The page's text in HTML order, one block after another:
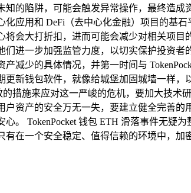
的陷阱，可能会触发异常操作，最终造成
应用和 DeFi（去中心化金融）项目的基
会大打折扣，进而可能会减少对相关项
进一步加强监管力度，以切实保护投资
减少的具体情况，并第一时间与
新钱包软件，就像给城堡加固城墙一样
措施来应对这一严峻的危机，要加大技
资产的安全万无一失，要建立健全完善
。 TokenPocket 钱包 ETH 滑落事件无疑
在一个安全稳定、值得信赖的环境中，